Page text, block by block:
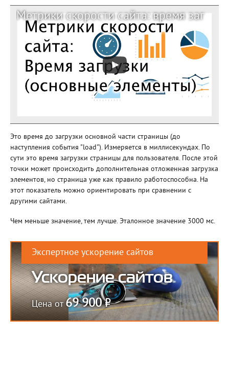
Это время до загрузки основной части страницы (до
наступления события "load"). Измеряется в миллисекундах. По
сути это время загрузки страницы для пользователя. После этой
точки может происходить дополнительная отложенная загрузка
элементов, но страница уже как правило работоспособна. На
этот показатель можно ориентировать при сравнении с
другими сайтами.
Чем меньше значение, тем лучше. Эталонное значение 3000 мс.
Экспертное ускорение сайтов
Ускорение сайтов
Цена от69 900Р